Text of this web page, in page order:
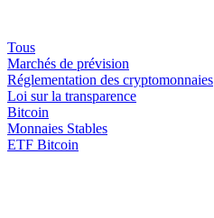
Tous
Marchés de prévision
Réglementation des cryptomonnaies
Loi sur la transparence
Bitcoin
Monnaies Stables
ETF Bitcoin